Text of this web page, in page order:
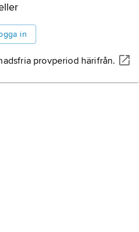
artikeln
in
provperiod härifrån.